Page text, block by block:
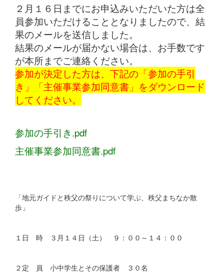
２月１６日までにお申込みいただいた方は全
員参加いただけることとなりましたので、結
果のメールを送信しました。
結果のメールが届かない場合は、お手数です
が本所までご連絡ください。
参加が決定した方は、下記の「参加の手引
き」「主催事業参加同意書」をダウンロード
してください。
参加の手引き.pdf
主催事業参加同意書.pdf
「地元ガイドと秩父の祭りについて学ぶ、秩父まちなか散
歩」
１日 時 ３月１４日（土） ９：００～１４：００
２定 員 小中学生とその保護者 ３０名